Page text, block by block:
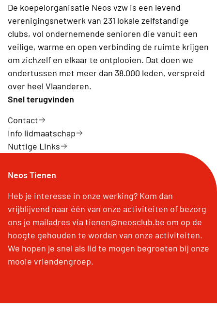
De koepelorganisatie Neos vzw is een levend
verenigingsnetwerk van 231 lokale zelfstandige
clubs, vol ondernemende senioren die vanuit een
veilige, warme en open verbinding de ruimte krijgen
om zichzelf en elkaar te ontplooien. Dat doen we
ondertussen met meer dan 38.000 leden, verspreid
over heel Vlaanderen.
Snel terugvinden
Contact
Info lidmaatschap
Nuttige Links
Neos Tienen
Heb je interesse in onze werking? Kom dan
vrijblijvend naar één van onze activiteiten of bezorg
ons je mailadres via tienen@neosclub.be om op de
hoogte gehouden te worden van onze activiteiten.
We hopen je snel als lid te mogen begroeten bij onze
mooie vriendengroep.